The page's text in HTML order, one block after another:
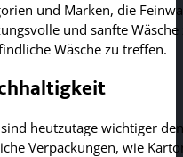
und Marken, die
und sanfte
Wäsche zu treffen.
heutzutage wichtiger
Verpackungen, wie